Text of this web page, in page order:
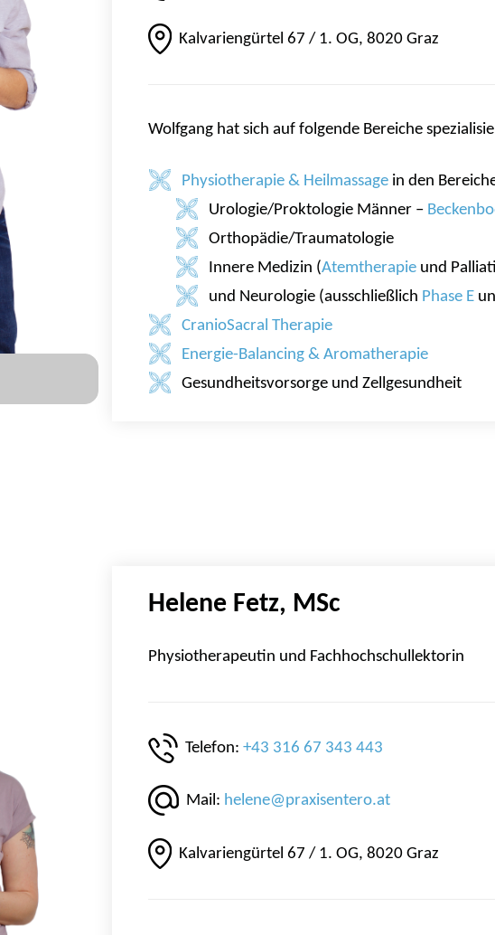
Kalvariengürtel 67 / 1. OG, 8020 Graz
Wolfgang hat sich auf folgende Bereiche
Physiotherapie & Heilmassage in den
Urologie/Proktologie Männer –
Orthopädie/Traumatologie
Innere Medizin (Atemtherapie und
und Neurologie (ausschließlich Phase E
CranioSacral Therapie
Energie-Balancing & Aromatherapie
Gesundheitsvorsorge und Zellgesundheit
Helene Fetz, MSc
Physiotherapeutin und Fachhochschullektorin
Telefon: +43 316 67 343 443
Mail: helene@praxisentero.at
Kalvariengürtel 67 / 1. OG, 8020 Graz